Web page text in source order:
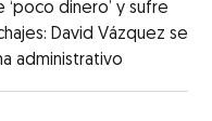
‘poco dinero’ y sufre
David Vázquez se
administrativo